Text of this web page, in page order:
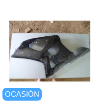
OCASIÓN